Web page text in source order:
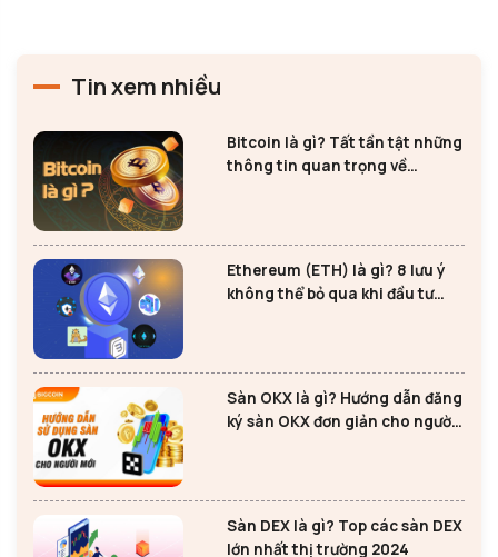
Tin xem nhiều
Bitcoin là gì? Tất tần tật những
thông tin quan trọng về
Ethereum (ETH) là gì? 8 lưu ý
không thể bỏ qua khi đầu tư
Sàn OKX là gì? Hướng dẫn đăng
ký sàn OKX đơn giản cho người
Sàn DEX là gì? Top các sàn DEX
lớn nhất thị trường 2024